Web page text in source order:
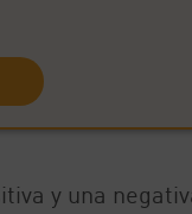
y una